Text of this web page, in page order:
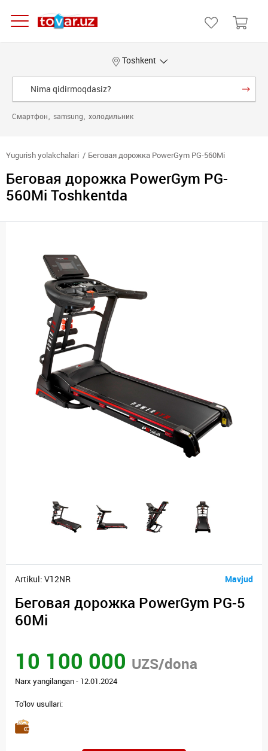
Toshkent
Смартфон samsung холодильник
Yugurish yolakchalari Беговая дорожка PowerGym PG-560Mi
Беговая дорожка PowerGym PG-
560Mi Toshkentda
Artikul: V12NR Mavjud
Беговая дорожка PowerGym PG-5
60Mi
10 100 000 UZS/dona
Narx yangilangan - 12.01.2024
To'lov usullari: